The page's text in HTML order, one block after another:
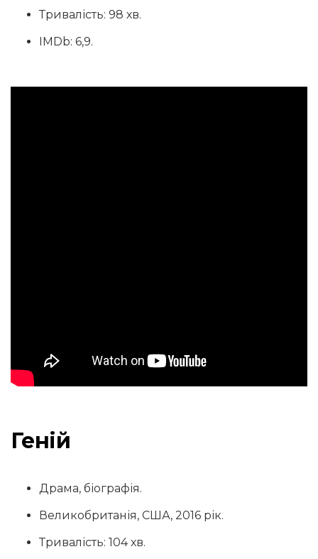
Тривалість: 98 хв.
IMDb: 6,9.
Геній
Драма, біографія.
Великобританія, США, 2016 рік.
Тривалість: 104 хв.